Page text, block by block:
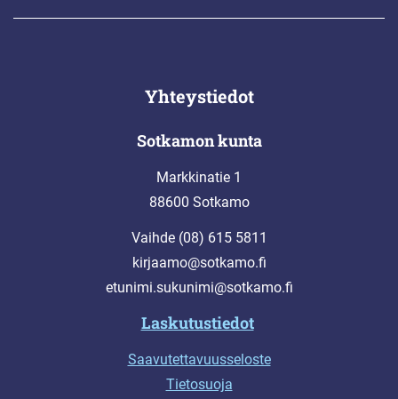
Yhteystiedot
Sotkamon kunta
Markkinatie 1
88600 Sotkamo
Vaihde (08) 615 5811
kirjaamo@sotkamo.fi
etunimi.sukunimi@sotkamo.fi
Laskutustiedot
Saavutettavuusseloste
Tietosuoja